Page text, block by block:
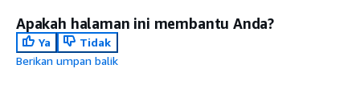
Apakah halaman ini membantu Anda?
Ya
Tidak
Berikan umpan balik